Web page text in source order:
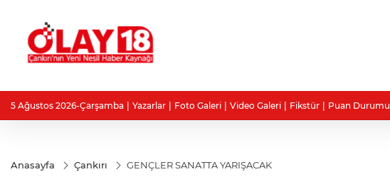
5 Ağustos 2026-Çarşamba Yazarlar Foto Galeri Video Galeri Fikstür Puan Durumu
Anasayfa Çankırı GENÇLER SANATTA YARIŞACAK